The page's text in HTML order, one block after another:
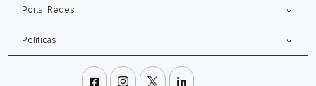
Portal Redes
Políticas
   